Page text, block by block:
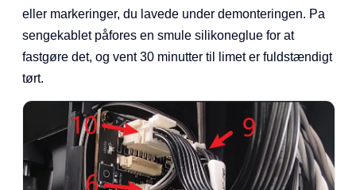
eller markeringer, du lavede under demonteringen. Pa
sengekablet påfores en smule silikoneglue for at
fastgøre det, og vent 30 minutter til limet er fuldstændigt
tørt.